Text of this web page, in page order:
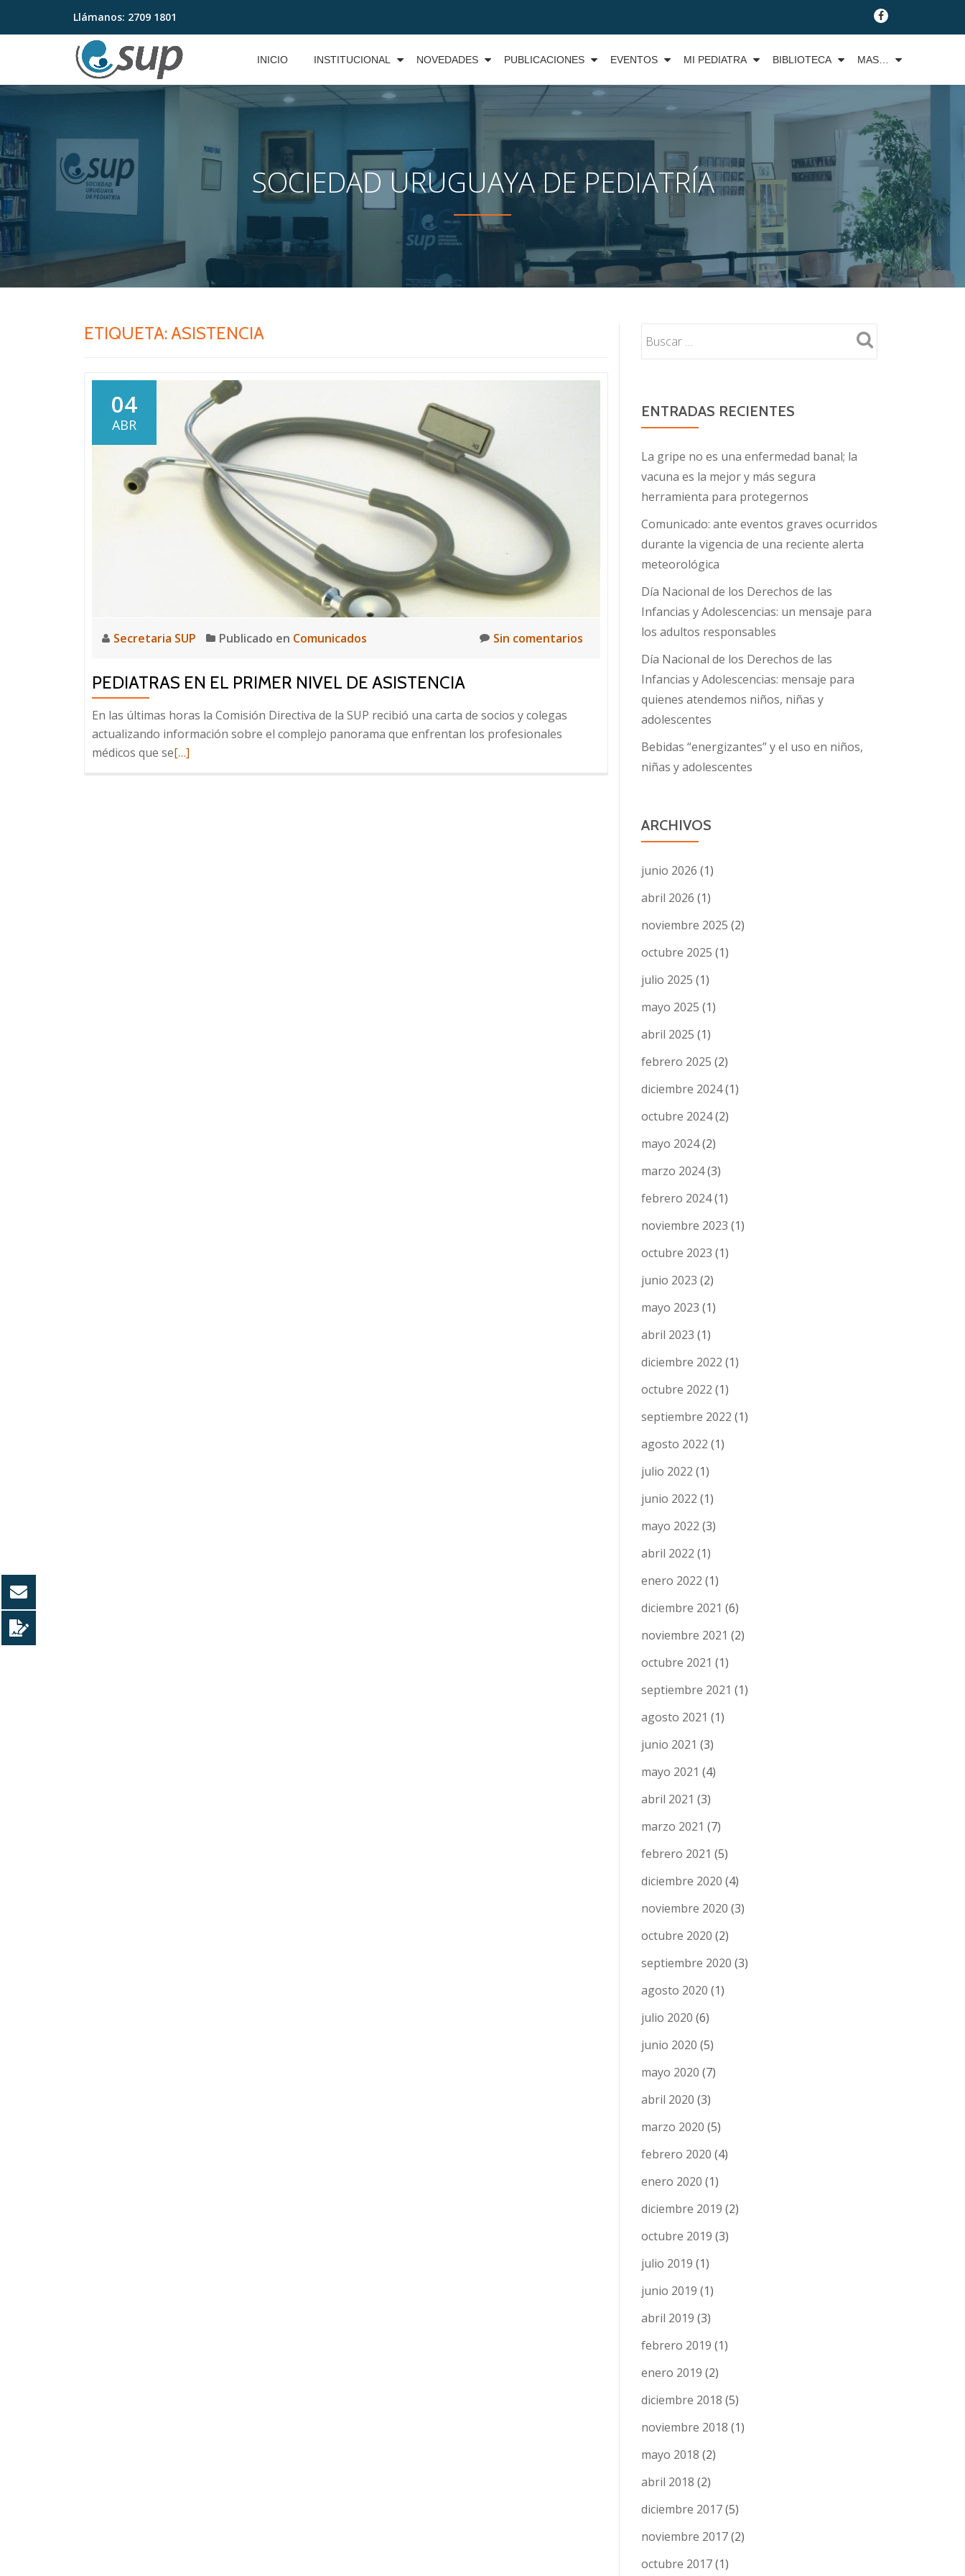
Saltar
Llámanos: 2709 1801
fa-
facebook
INICIO INSTITUCIONAL NOVEDADES PUBLICACIONES EVENTOS MI PEDIATRA BIBLIOTECA MAS…
SOCIEDAD URUGUAYA DE PEDIATRÍA
ETIQUETA:ASISTENCIA
04
ABR
Secretaria SUP Publicado en Comunicados Sin comentarios
PEDIATRAS EN EL PRIMER NIVEL DE ASISTENCIA
En las últimas horas la Comisión Directiva de la SUP recibió una carta de socios y colegas
actualizando información sobre el complejo panorama que enfrentan los profesionales
médicos que seLeer
[…]
ENTRADAS RECIENTES
La gripe no es una enfermedad banal; la
vacuna es la mejor y más segura
herramienta para protegernos
Comunicado: ante eventos graves ocurridos
durante la vigencia de una reciente alerta
meteorológica
Día Nacional de los Derechos de las
Infancias y Adolescencias: un mensaje para
los adultos responsables
Día Nacional de los Derechos de las
Infancias y Adolescencias: mensaje para
quienes atendemos niños, niñas y
adolescentes
Bebidas “energizantes” y el uso en niños,
niñas y adolescentes
ARCHIVOS
junio 2026 (1)
abril 2026 (1)
noviembre 2025 (2)
octubre 2025 (1)
julio 2025 (1)
mayo 2025 (1)
abril 2025 (1)
febrero 2025 (2)
diciembre 2024(1)
octubre 2024(2)
mayo 2024(2)
marzo 2024(3)
febrero 2024(1)
noviembre 2023 (1)
octubre 2023 (1)
junio 2023 (2)
mayo 2023 (1)
abril 2023 (1)
diciembre 2022 (1)
octubre 2022 (1)
septiembre 2022 (1)
agosto 2022 (1)
julio 2022 (1)
junio 2022 (1)
mayo 2022 (3)
abril 2022 (1)
enero 2022 (1)
diciembre 2021 (6)
noviembre 2021 (2)
octubre 2021 (1)
septiembre 2021 (1)
agosto 2021 (1)
junio 2021 (3)
mayo 2021 (4)
abril 2021 (3)
marzo 2021 (7)
febrero 2021 (5)
diciembre 2020 (4)
noviembre 2020 (3)
octubre 2020 (2)
septiembre 2020 (3)
agosto 2020 (1)
julio 2020 (6)
junio 2020 (5)
mayo 2020 (7)
abril 2020 (3)
marzo 2020 (5)
febrero 2020 (4)
enero 2020 (1)
diciembre 2019 (2)
octubre 2019 (3)
julio 2019 (1)
junio 2019 (1)
abril 2019 (3)
febrero 2019 (1)
enero 2019 (2)
diciembre 2018 (5)
noviembre 2018 (1)
mayo 2018 (2)
abril 2018 (2)
diciembre 2017(5)
noviembre 2017(2)
octubre 2017(1)